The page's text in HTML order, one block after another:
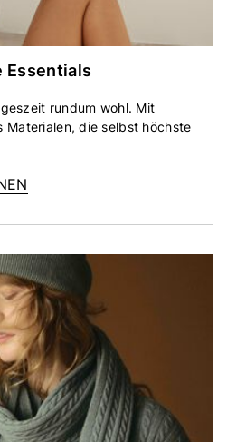
Essentials
rundum wohl. Mit
Materialen, die selbst höchste